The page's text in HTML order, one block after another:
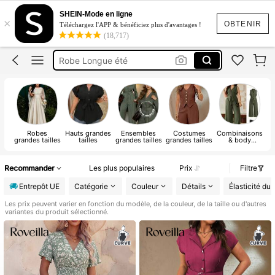
OBTENIR
×
SHEIN-Mode en ligne
Téléchargez l'APP & bénéficiez plus d'avantages !
(18,717)
Maillot De Bain Curvy
Robe Curvy
Robe Longue été
Robes Femme été
Maillot De Bain Curvy
Robes
grandes tailles
Hauts grandes
tailles
Ensembles
grandes tailles
Costumes
grandes tailles
Combinaisons
& body
Recommander Les plus populaires Prix
Filtre
Entrepôt UE
Catégorie Couleur Détails Élasticité du
Les prix peuvent varier en fonction du modèle, de la couleur, de la taille ou d'autres
variantes du produit sélectionné.